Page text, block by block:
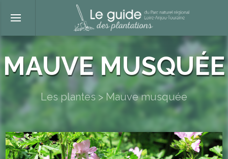
MAUVE MUSQUÉE
Les plantes > Mauve musquée